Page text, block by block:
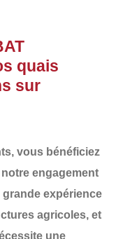
quais
sur
, vous bénéficiez
notre engagement
grande expérience
agricoles, et
une